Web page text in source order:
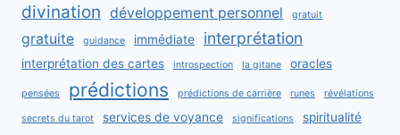
divination développement personnel gratuit
gratuite guidance immédiate interprétation
interprétation des cartes introspection la gitane oracles
pensées prédictions prédictions de carrière runes révélations
secrets du tarot services de voyance significations spiritualité